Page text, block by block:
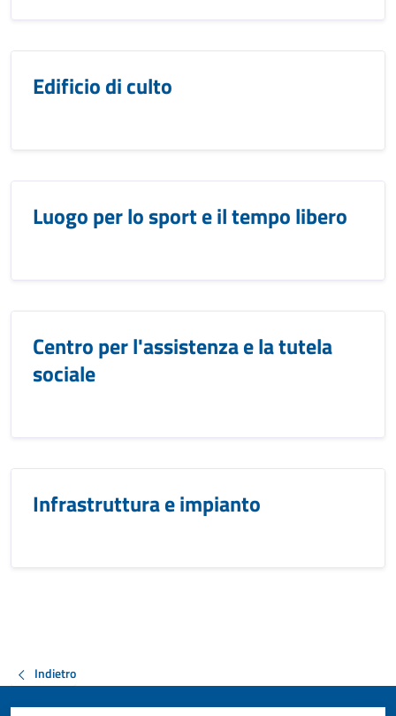
Edificio di culto
Luogo per lo sport e il tempo libero
Centro per l'assistenza e la tutela
sociale
Infrastruttura e impianto
Indietro